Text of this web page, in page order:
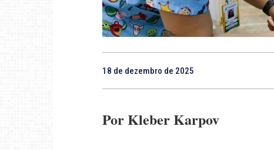
18 de dezembro de 2025
Por Kleber Karpov